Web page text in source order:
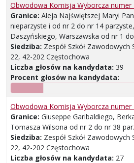
Obwodowa Komisja Wyborcza numer
Granice: Aleja Najświętszej Maryi
nieparzyste i od nr 2 do nr 14
Daszyńskiego, Warszawska od nr 1
Siedziba: Zespół Szkół Zawodowych
22, 42-202 Częstochowa
Liczba głosów na kandydata: 39
Procent głosów na kandydata:
Obwodowa Komisja Wyborcza numer
Granice: Giuseppe Garibaldiego,
Tomasza Wilsona od nr 2 do nr 38
Siedziba: Zespół Szkół Zawodowych
22, 42-202 Częstochowa
Liczba głosów na kandydata: 27